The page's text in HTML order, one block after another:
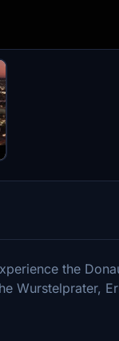
the
Wurstelprater,